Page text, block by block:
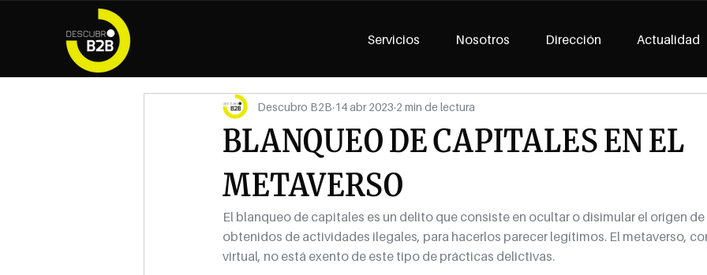
Servicios Nosotros Dirección Actualidad
BLANQUEO DE CAPITALES EN EL
METAVERSO
Descubro B2B 14 abr 2023 2 min de lectura
El blanqueo de capitales es un delito que consiste en ocultar o disimular el origen
obtenidos de actividades ilegales, para hacerlos parecer legítimos. El metaverso,
virtual, no está exento de este tipo de prácticas delictivas.